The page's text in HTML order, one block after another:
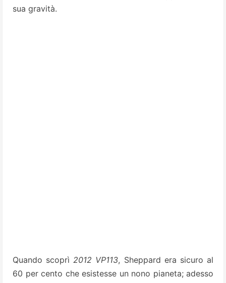
sua gravità.
Quando scoprì2012 VP113, Sheppard era sicuro al
60 per cento che esistesse un nono pianeta; adesso